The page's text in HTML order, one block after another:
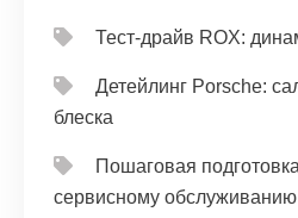
Тест‑драйв ROX:
Детейлинг Porsche:
блеска
Пошаговая
сервисному обслуживанию